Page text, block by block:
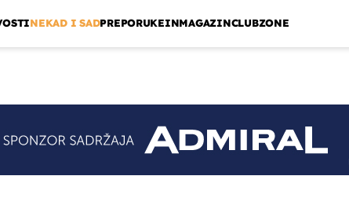
NEKAD I SADPREPORUKEINMAGAZINCLUBZONE